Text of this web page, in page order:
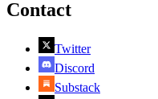
Contact
Twitter
Discord
Substack